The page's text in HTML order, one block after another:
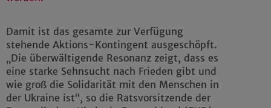
Damit ist das gesamte zur Verfügung
stehende Aktions-Kontingent ausgeschöpft.
„Die überwältigende Resonanz zeigt, dass es
eine starke Sehnsucht nach Frieden gibt und
wie groß die Solidarität mit den Menschen in
der Ukraine ist“, so die Ratsvorsitzende der